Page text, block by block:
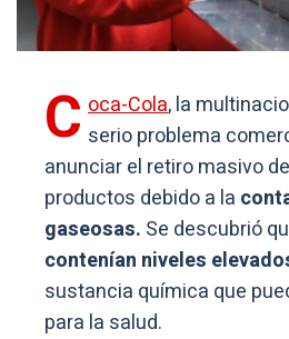
C oca-Cola, la
serio problema
anunciar el retiro masivo
productos debido a la
gaseosas. Se descubrió
contenían niveles
sustancia química que
para la salud.